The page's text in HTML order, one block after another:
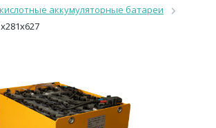
АРЕНДА АКБ
О КОМПАНИИ
+7 916 316 3333
8 800 550 44 77
аккумуляторные батареи